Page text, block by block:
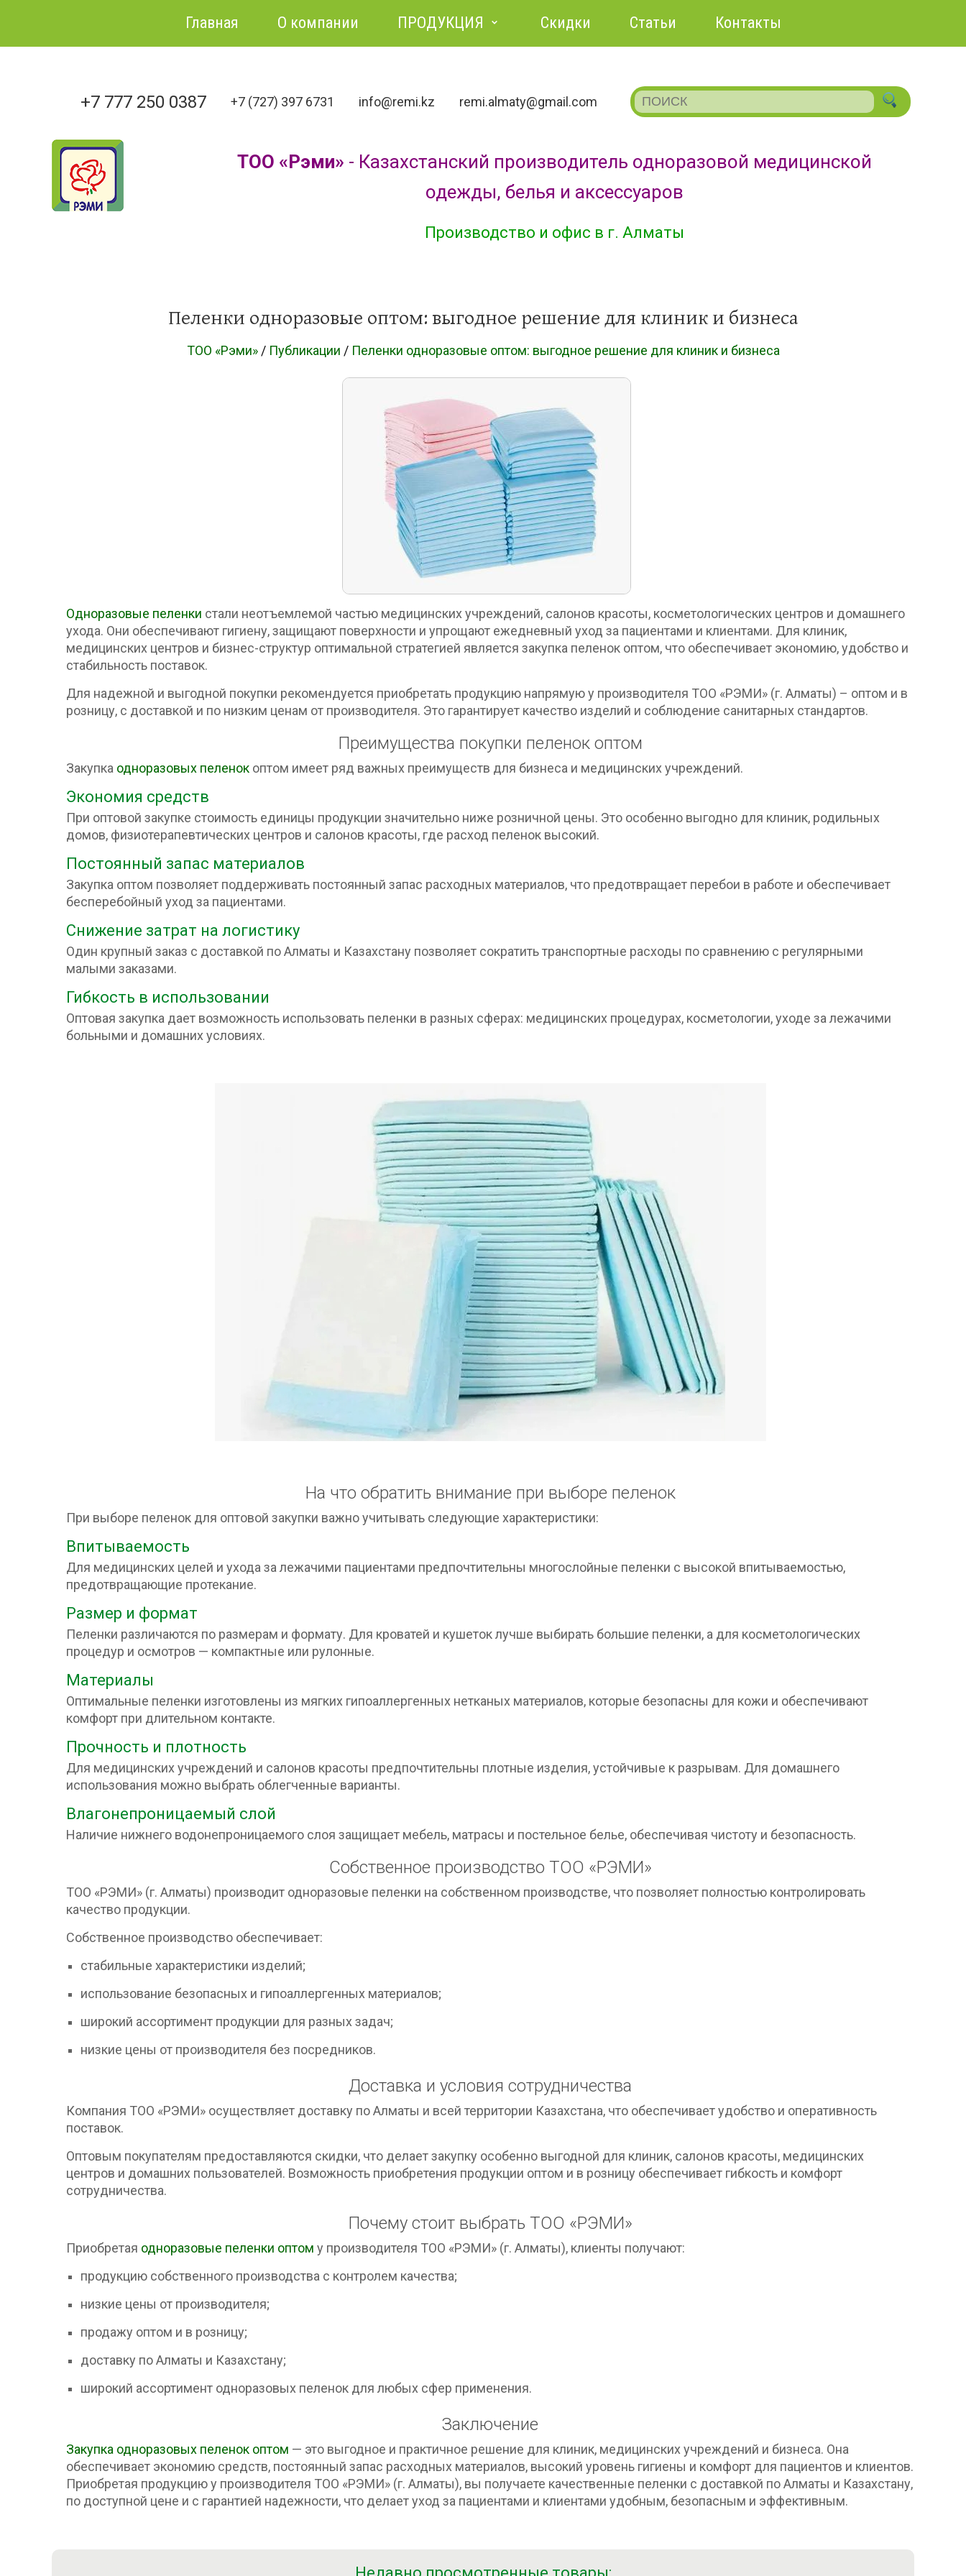
Главная О компании ПРОДУКЦИЯ Скидки Статьи Контакты
+7 777 250 0387 +7 (727) 397 6731 info@remi.kz remi.almaty@gmail.com
ТОО «Рэми» - Казахстанский производитель одноразовой медицинской
одежды, белья и аксессуаров
Производство и офис в г. Алматы
Пеленки одноразовые оптом: выгодное решение для клиник и бизнеса
ТОО «Рэми» / Публикации / Пеленки одноразовые оптом: выгодное решение для клиник и бизнеса
Одноразовые пеленки стали неотъемлемой частью медицинских учреждений, салонов красоты, косметологических центров и домашнего
ухода. Они обеспечивают гигиену, защищают поверхности и упрощают ежедневный уход за пациентами и клиентами. Для клиник,
медицинских центров и бизнес-структур оптимальной стратегией является закупка пеленок оптом, что обеспечивает экономию, удобство и
стабильность поставок.
Для надежной и выгодной покупки рекомендуется приобретать продукцию напрямую у производителя ТОО «РЭМИ» (г. Алматы) – оптом и в
розницу, с доставкой и по низким ценам от производителя. Это гарантирует качество изделий и соблюдение санитарных стандартов.
Преимущества покупки пеленок оптом
Закупка одноразовых пеленок оптом имеет ряд важных преимуществ для бизнеса и медицинских учреждений.
Экономия средств
При оптовой закупке стоимость единицы продукции значительно ниже розничной цены. Это особенно выгодно для клиник, родильных
домов, физиотерапевтических центров и салонов красоты, где расход пеленок высокий.
Постоянный запас материалов
Закупка оптом позволяет поддерживать постоянный запас расходных материалов, что предотвращает перебои в работе и обеспечивает
бесперебойный уход за пациентами.
Снижение затрат на логистику
Один крупный заказ с доставкой по Алматы и Казахстану позволяет сократить транспортные расходы по сравнению с регулярными
малыми заказами.
Гибкость в использовании
Оптовая закупка дает возможность использовать пеленки в разных сферах: медицинских процедурах, косметологии, уходе за лежачими
больными и домашних условиях.
На что обратить внимание при выборе пеленок
При выборе пеленок для оптовой закупки важно учитывать следующие характеристики:
Впитываемость
Для медицинских целей и ухода за лежачими пациентами предпочтительны многослойные пеленки с высокой впитываемостью,
предотвращающие протекание.
Размер и формат
Пеленки различаются по размерам и формату. Для кроватей и кушеток лучше выбирать большие пеленки, а для косметологических
процедур и осмотров — компактные или рулонные.
Материалы
Оптимальные пеленки изготовлены из мягких гипоаллергенных нетканых материалов, которые безопасны для кожи и обеспечивают
комфорт при длительном контакте.
Прочность и плотность
Для медицинских учреждений и салонов красоты предпочтительны плотные изделия, устойчивые к разрывам. Для домашнего
использования можно выбрать облегченные варианты.
Влагонепроницаемый слой
Наличие нижнего водонепроницаемого слоя защищает мебель, матрасы и постельное белье, обеспечивая чистоту и безопасность.
Собственное производство ТОО «РЭМИ»
ТОО «РЭМИ» (г. Алматы) производит одноразовые пеленки на собственном производстве, что позволяет полностью контролировать
качество продукции.
Собственное производство обеспечивает:
стабильные характеристики изделий;
использование безопасных и гипоаллергенных материалов;
широкий ассортимент продукции для разных задач;
низкие цены от производителя без посредников.
Доставка и условия сотрудничества
Компания ТОО «РЭМИ» осуществляет доставку по Алматы и всей территории Казахстана, что обеспечивает удобство и оперативность
поставок.
Оптовым покупателям предоставляются скидки, что делает закупку особенно выгодной для клиник, салонов красоты, медицинских
центров и домашних пользователей. Возможность приобретения продукции оптом и в розницу обеспечивает гибкость и комфорт
сотрудничества.
Почему стоит выбрать ТОО «РЭМИ»
Приобретая одноразовые пеленки оптом у производителя ТОО «РЭМИ» (г. Алматы), клиенты получают:
продукцию собственного производства с контролем качества;
низкие цены от производителя;
продажу оптом и в розницу;
доставку по Алматы и Казахстану;
широкий ассортимент одноразовых пеленок для любых сфер применения.
Заключение
Закупка одноразовых пеленок оптом — это выгодное и практичное решение для клиник, медицинских учреждений и бизнеса. Она
обеспечивает экономию средств, постоянный запас расходных материалов, высокий уровень гигиены и комфорт для пациентов и клиентов.
Приобретая продукцию у производителя ТОО «РЭМИ» (г. Алматы), вы получаете качественные пеленки с доставкой по Алматы и Казахстану,
по доступной цене и с гарантией надежности, что делает уход за пациентами и клиентами удобным, безопасным и эффективным.